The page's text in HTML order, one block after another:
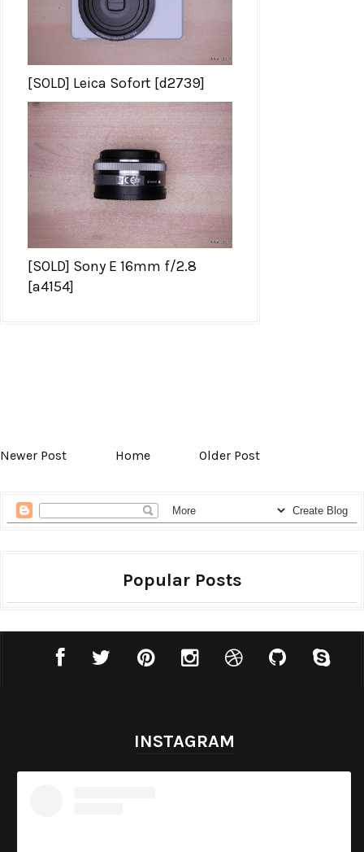
[SOLD] Leica Sofort [d2739]
[SOLD] Sony E 16mm f/2.8
[a4154]
Newer Post Home Older Post
Popular Posts
INSTAGRAM